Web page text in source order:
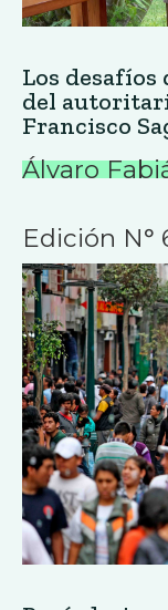
Los desafíos
del
Francisco
Álvaro
Edición N°